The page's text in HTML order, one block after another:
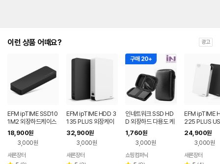
이런 상품 어때요? 광고
EFM ipTIME SSD10
1M2 외장하드케이스
(하드 미포함)
18,900원
3,000원
새론장터
EFM ipTIME HDD 3
135 PLUS 외장케이
스 (하드미포함)
32,900원
3,000원
새론장터
구매 20+
인네트워크 SSD HD
D 외장하드 다용도 케
이스 파우치
1,760원
3,000원
쇼핑컴퍼닉
EFM ipTIME
225 PLUS
Gen2 외장하
스 (하드 미포
24,900원
3,000원
새론장터